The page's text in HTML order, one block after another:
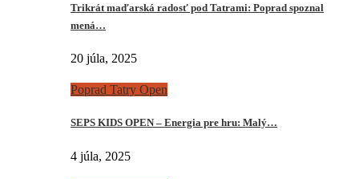
Trikrát maďarská radosť pod Tatrami: Poprad spoznal
mená…
20 júla, 2025
Poprad Tatry Open
SEPS KIDS OPEN – Energia pre hru: Malý…
4 júla, 2025